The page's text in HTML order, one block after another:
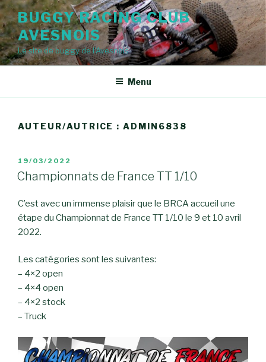
Aller
au
contenu
principal
BUGGY RACING CLUB
AVESNOIS
Le site de buggy de l'Avesnois
Menu
AUTEUR/AUTRICE :ADMIN6838
PUBLIÉ
LE
19/03/2022
Championnats de France TT 1/10
C’est avec un immense plaisir que le BRCA accueil une
étape du Championnat de France TT 1/10 le 9 et 10 avril
2022.
Les catégories sont les suivantes:
– 4×2 open
– 4×4 open
– 4×2 stock
– Truck